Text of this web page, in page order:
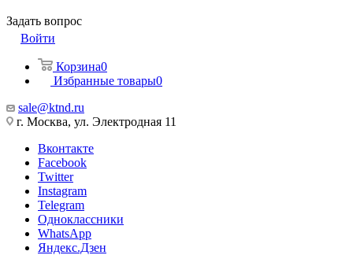
Задать вопрос
Войти
Корзина0
Избранные товары0
sale@ktnd.ru
г. Москва, ул. Электродная 11
Вконтакте
Facebook
Twitter
Instagram
Telegram
Одноклассники
WhatsApp
Яндекс.Дзен